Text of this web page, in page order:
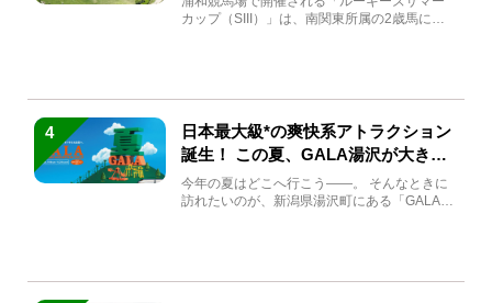
カップ（SIII）」は、南関東所属の2歳馬によ
4
日本最大級*の爽快系アトラクション
誕生！ この夏、GALA湯沢が大きく
生まれ変わる
今年の夏はどこへ行こう――。 そんなときに
訪れたいのが、新潟県湯沢町にある「GALA湯